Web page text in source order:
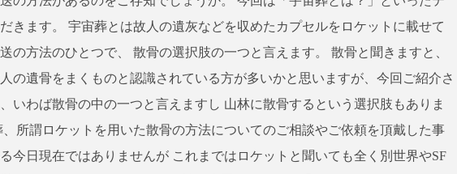
きます。 宇宙葬とは故人の遺灰などを収めたカプセルをロケットに載せて
の方法のひとつで、 散骨の選択肢の一つと言えます。 散骨と聞きますと、
の遺骨をまくものと認識されている方が多いかと思いますが、今回ご紹介さ
いわば散骨の中の一つと言えますし 山林に散骨するという選択肢もありま
所謂ロケットを用いた散骨の方法についてのご相談やご依頼を頂戴した事
今日現在ではありませんが これまではロケットと聞いても全く別世界やSF